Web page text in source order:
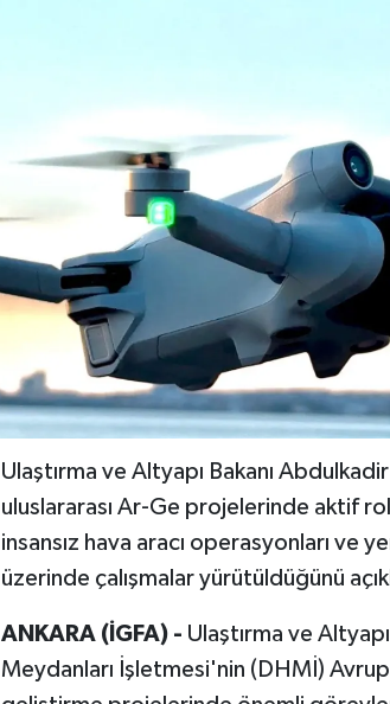
Ulaştırma ve Altyapı Bakanı
uluslararası Ar-Ge projelerinde aktif
insansız hava aracı operasyonları ve
üzerinde çalışmalar yürütüldüğünü
ANKARA (İGFA) - Ulaştırma ve
Meydanları İşletmesi'nin (DHMİ)